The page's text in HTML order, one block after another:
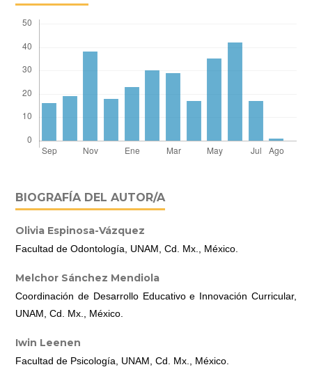
BIOGRAFÍA DEL AUTOR/A
Olivia Espinosa-Vázquez
Facultad de Odontología, UNAM, Cd. Mx., México.
Melchor Sánchez Mendiola
Coordinación de Desarrollo Educativo e Innovación Curricular,
UNAM, Cd. Mx., México.
Iwin Leenen
Facultad de Psicología, UNAM, Cd. Mx., México.